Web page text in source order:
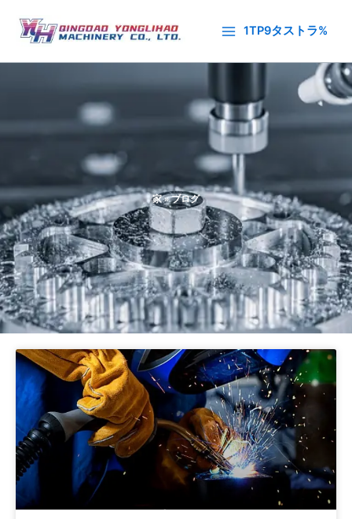
ス
1TP9タストラ%
家»ブログ